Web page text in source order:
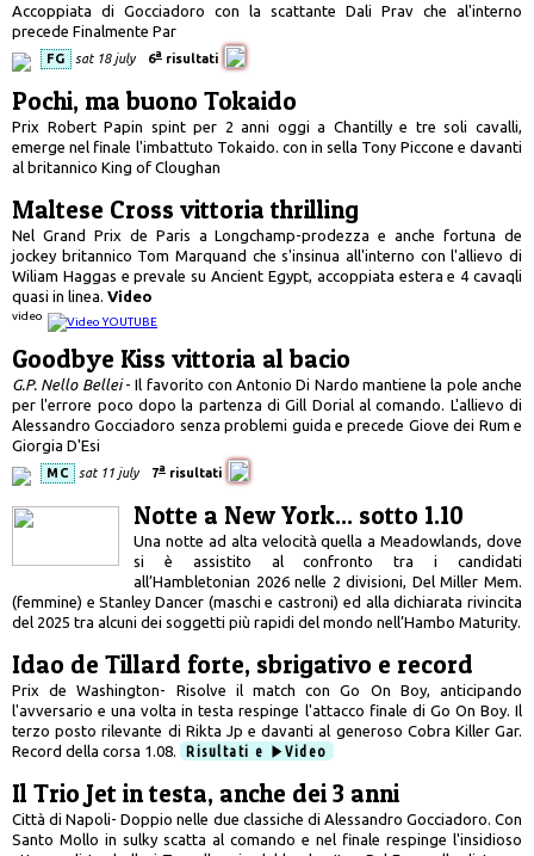
Accoppiata di Gocciadoro con la scattante Dali Prav che al'interno
precede Finalmente Par
FG sat 18 july 6a risultati
Pochi, ma buono Tokaido
Prix Robert Papin spint per 2 anni oggi a Chantilly e tre soli cavalli,
emerge nel finale l'imbattuto Tokaido. con in sella Tony Piccone e davanti
al britannico King of Cloughan
Maltese Cross vittoria thrilling
Nel Grand Prix de Paris a Longchamp-prodezza e anche fortuna de
jockey britannico Tom Marquand che s'insinua all'interno con l'allievo di
Wiliam Haggas e prevale su Ancient Egypt, accoppiata estera e 4 cavaqli
quasi in linea. Video
video
Goodbye Kiss vittoria al bacio
G.P. Nello Bellei- Il favorito con Antonio Di Nardo mantiene la pole anche
per l'errore poco dopo la partenza di Gill Dorial al comando. L'allievo di
Alessandro Gocciadoro senza problemi guida e precede Giove dei Rum e
Giorgia D'Esi
MC sat 11 july 7a risultati
Notte a New York... sotto 1.10
Una notte ad alta velocità quella a Meadowlands, dove
si è assistito al confronto tra i candidati
all’Hambletonian 2026 nelle 2 divisioni, Del Miller Mem.
(femmine) e Stanley Dancer (maschi e castroni) ed alla dichiarata rivincita
del 2025 tra alcuni dei soggetti più rapidi del mondo nell’Hambo Maturity.
Idao de Tillard forte, sbrigativo e record
Prix de Washington- Risolve il match con Go On Boy, anticipando
l'avversario e una volta in testa respinge l'attacco finale di Go On Boy. Il
terzo posto rilevante di Rikta Jp e davanti al generoso Cobra Killer Gar.
Record della corsa 1.08.
Risultati e Video
Il Trio Jet in testa, anche dei 3 anni
Città di Napoli- Doppio nelle due classiche di Alessandro Gocciadoro. Con
Santo Mollo in sulky scatta al comando e nel finale respinge l'insidioso